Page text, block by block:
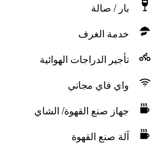
بار / صالة
خدمة الغرف
تأجير الدراجات الهوائية
واي فاي مجاني
جهاز صنع القهوة/ الشاي
آلة صنع القهوة